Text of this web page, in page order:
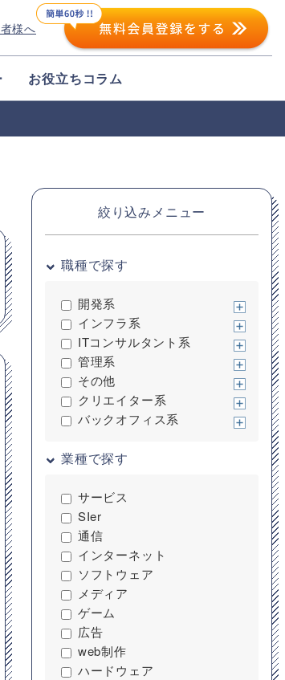
様へ
お役立ちコラム
絞り込みメニュー
職種で探す
開発系
インフラ系
ITコンサルタント系
管理系
その他
クリエイター系
バックオフィス系
業種で探す
サービス
SIer
通信
インターネット
ソフトウェア
メディア
ゲーム
広告
web制作
ハードウェア